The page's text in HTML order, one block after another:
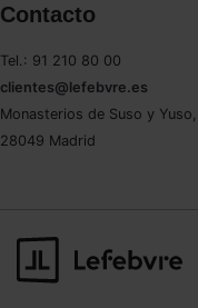
Contacto
Tel.: 91 210 80 00
clientes@lefebvre.es
Monasterios de Suso y
28049 Madrid